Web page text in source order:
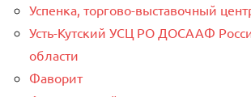
Успенка, торгово-выставочный
Усть-Кутский УСЦ РО ДОСААФ
области
Фаворит